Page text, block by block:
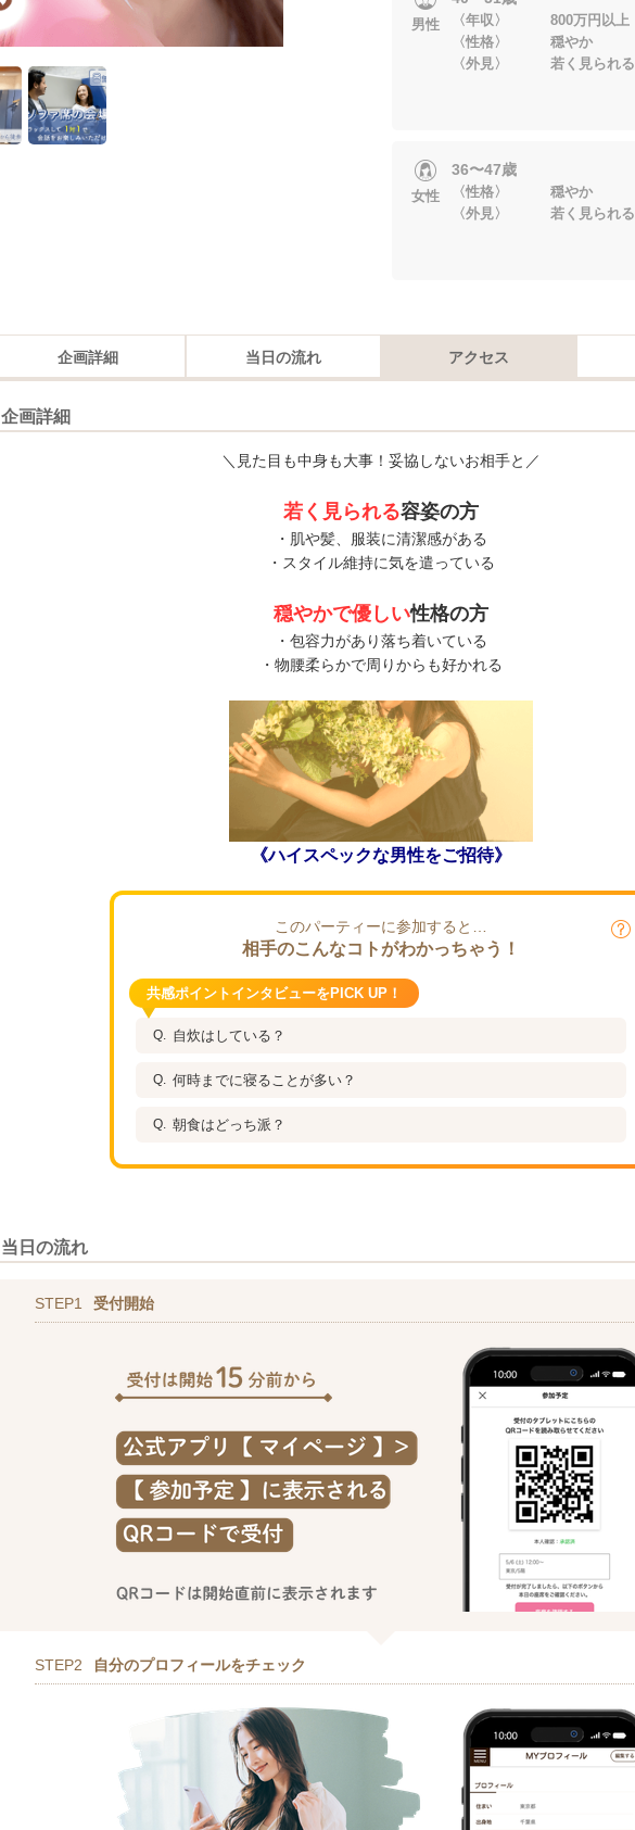
男性
〈年収〉 800万円以上
〈性格〉 穏やか
〈外見〉 若く見られる
女性
36〜47歳
〈性格〉 穏やか
〈外見〉 若く見られる
企画詳細 当日の流れ アクセス
企画詳細
＼見た目も中身も大事！妥協しないお相手と／
若く見られる容姿の方
・肌や髪、服装に清潔感がある
・スタイル維持に気を遣っている
穏やかで優しい性格の方
・包容力があり落ち着いている
・物腰柔らかで周りからも好かれる
《ハイスペックな男性をご招待》
このパーティーに参加すると…
相手のこんなコトがわかっちゃう！
共感ポイントインタビューをPICK UP！
自炊はしている？
何時までに寝ることが多い？
朝食はどっち派？
当日の流れ
STEP1 受付開始
STEP2 自分のプロフィールをチェック